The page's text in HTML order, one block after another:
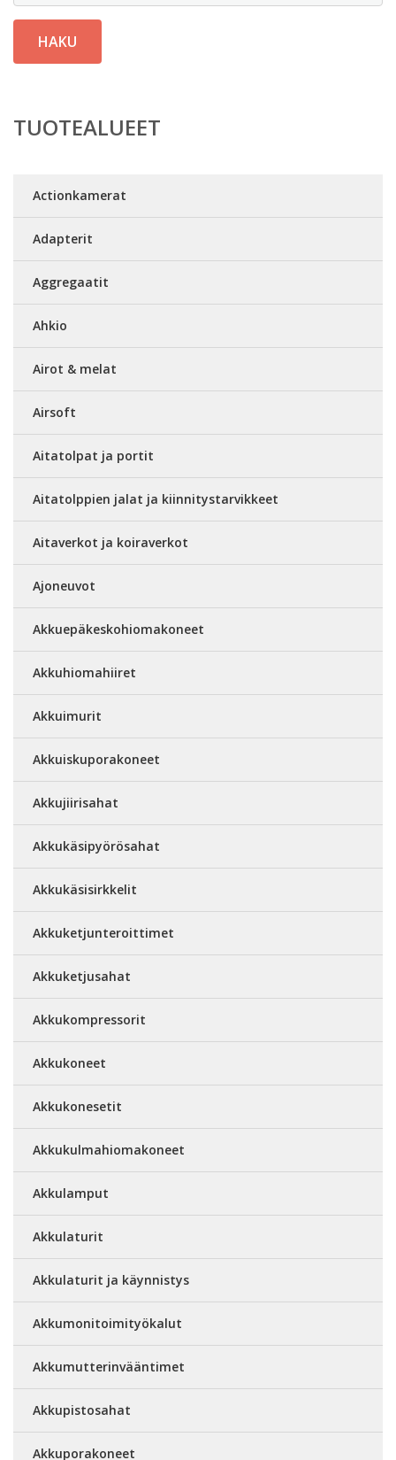
HAKU
TUOTEALUEET
Actionkamerat
Adapterit
Aggregaatit
Ahkio
Airot & melat
Airsoft
Aitatolpat ja portit
Aitatolppien jalat ja kiinnitystarvikkeet
Aitaverkot ja koiraverkot
Ajoneuvot
Akkuepäkeskohiomakoneet
Akkuhiomahiiret
Akkuimurit
Akkuiskuporakoneet
Akkujiirisahat
Akkukäsipyörösahat
Akkukäsisirkkelit
Akkuketjunteroittimet
Akkuketjusahat
Akkukompressorit
Akkukoneet
Akkukonesetit
Akkukulmahiomakoneet
Akkulamput
Akkulaturit
Akkulaturit ja käynnistys
Akkumonitoimityökalut
Akkumutterinvääntimet
Akkupistosahat
Akkuporakoneet